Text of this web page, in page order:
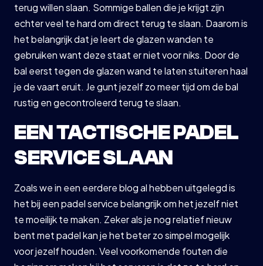
terug willen slaan. Sommige ballen die je krijgt zijn
echter veel te hard om direct terug te slaan. Daarom is
het belangrijk dat je leert de glazen wanden te
gebruiken want deze staat er niet voor niks. Door de
bal eerst tegen de glazen wand te laten stuiteren haal
je de vaart eruit. Je gunt jezelf zo meer tijd om de bal
rustig en gecontroleerd terug te slaan.
EEN TACTISCHE PADEL
SERVICE SLAAN
Zoals we in een eerdere blog al hebben uitgelegd is
het bij een padel service belangrijk om het jezelf niet
te moeilijk te maken. Zeker als je nog relatief nieuw
bent met padel kan je het beter zo simpel mogelijk
voor jezelf houden. Veel voorkomende fouten die